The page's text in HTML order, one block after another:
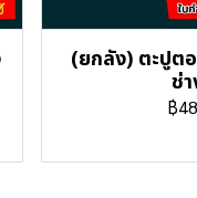
(ยกลัง) ตะปูต
ช่
฿